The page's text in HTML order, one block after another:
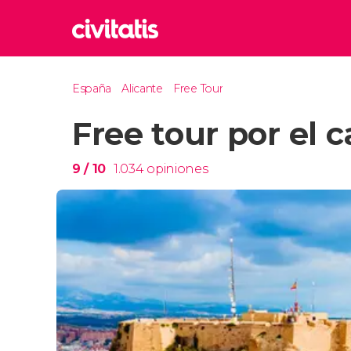
Reino
Turquía
España Alicante Free Tour
Free tour por el
9/ 10 1.034 opiniones